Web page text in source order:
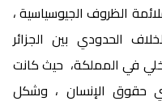
الظروف الجيوسياسية ،
الحدودي بين الجزائر
في المملكة، حيث كانت
حقوق الإنسان ، وشكل